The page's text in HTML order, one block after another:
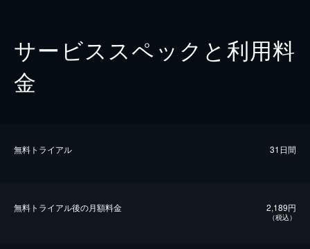
サービススペックと利用料
金
無料トライアル 31日間
無料トライアル後の⽉額料金 2,189円
（税込）